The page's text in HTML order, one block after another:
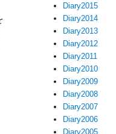
Diary2015
Diary2014
Diary2013
Diary2012
Diary2011
Diary2010
Diary2009
Diary2008
Diary2007
Diary2006
Diary2005